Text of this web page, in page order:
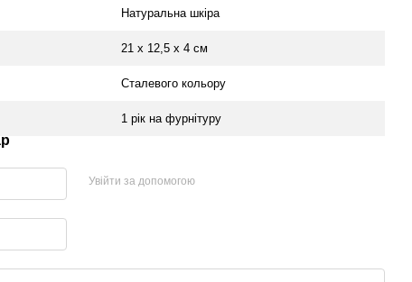
Натуральна шкіра
21 х 12,5 х 4 см
Сталевого кольору
1 рік на фурнітуру
Увійти за допомогою